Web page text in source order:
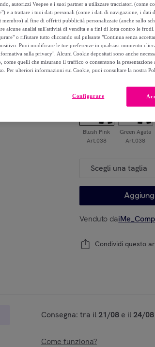
24,99 €
59,99 €
-58%
Modello
Blush Pink
Art.038
Green Agata
Art.038
Scegli una taglia
Venduto da
Condividi questo
Consegna: tra il 21/08 e il 24/08
Come funziona?
autorizzi Veepee e i suoi partner a utilizzare tracciatori (come
e a trattare i tuoi dati personali (come i dati di navigazione, i
membro) al fine di offrirti pubblicità personalizzate (anche sullo
alcune analisi sull'attività di vendita e a fini di lotta contro le
o rifiutare tutto cliccando sul pulsante "Continua senza
Puoi modificare le tue preferenze in qualsiasi momento
sulla privacy". Alcuni Cookie depositati sono anche
come quelli che misurano il traffico o consentono la presentazione
Per ulteriori informazioni sui Cookie, puoi consultare la nostra
Configurare